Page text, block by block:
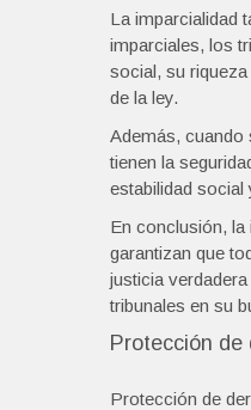
La imparcialidad
imparciales, los
social, su
de la ley.
Además, cuando
tienen la
estabilidad
En conclusión, la
garantizan que
justicia
tribunales en su
Protección de
Protección de